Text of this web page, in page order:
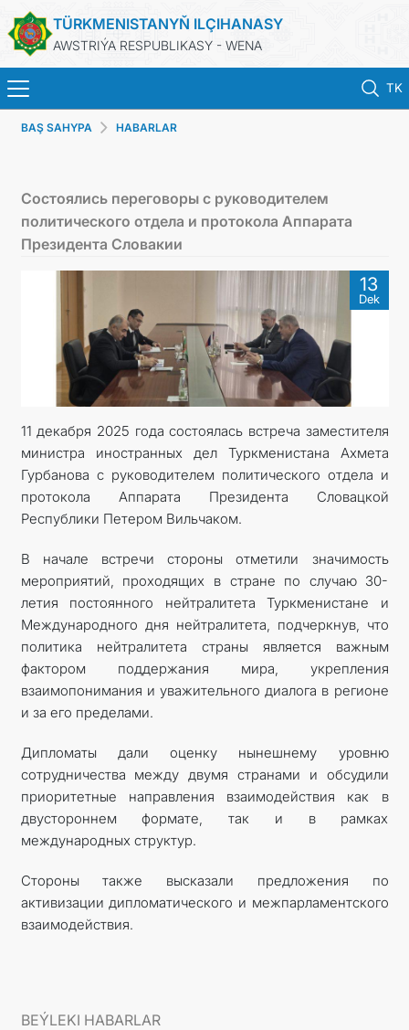
TÜRKMENISTANYŇ ILÇIHANASY
AWSTRIÝA RESPUBLIKASY - WENA
TK
BAŞ SAHYPA
TÜRKMENISTAN
KONSULLYK HYZMATLARY
DIM
PRESS RELEASES & STATEMENTS
ARAGATNAŞYK
BAŞ SAHYPA HABARLAR
Состоялись переговоры с руководителем
политического отдела и протокола Аппарата
Президента Словакии
13
Dek
11 декабря 2025 года состоялась встреча заместителя
министра иностранных дел Туркменистана Ахмета
Гурбанова с руководителем политического отдела и
протокола Аппарата Президента Словацкой
Республики Петером Вильчаком.
В начале встречи стороны отметили значимость
мероприятий, проходящих в стране по случаю 30-
летия постоянного нейтралитета Туркменистане и
Международного дня нейтралитета, подчеркнув, что
политика нейтралитета страны является важным
фактором поддержания мира, укрепления
взаимопонимания и уважительного диалога в регионе
и за его пределами.
Дипломаты дали оценку нынешнему уровню
сотрудничества между двумя странами и обсудили
приоритетные направления взаимодействия как в
двустороннем формате, так и в рамках
международных структур.
Стороны также высказали предложения по
активизации дипломатического и межпарламентского
взаимодействия.
BEÝLEKI HABARLAR